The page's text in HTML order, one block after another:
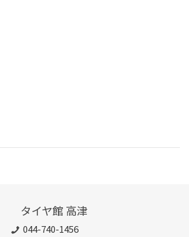
タイヤ館 高津
044-740-1456